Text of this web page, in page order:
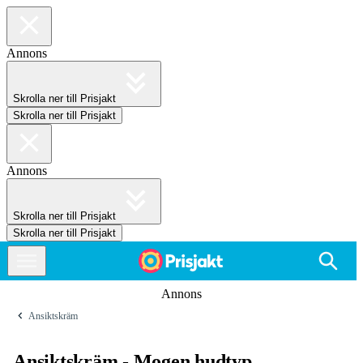
Annons
Skrolla ner till Prisjakt
Skrolla ner till Prisjakt
Annons
Skrolla ner till Prisjakt
Skrolla ner till Prisjakt
Annons
Ansiktskräm